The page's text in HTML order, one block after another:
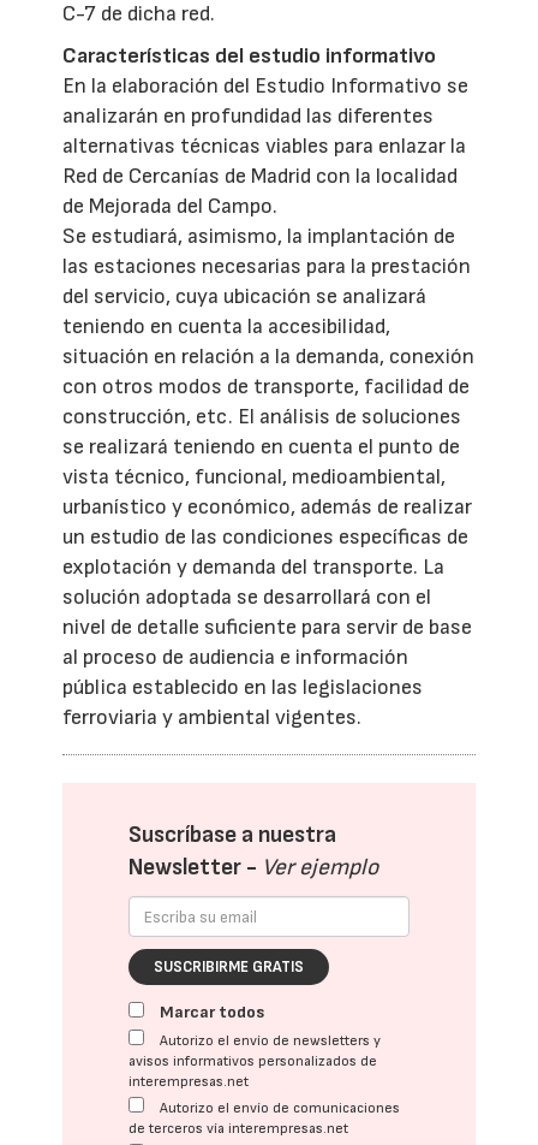
C-7 de dicha red.
Características del estudio informativo
En la elaboración del Estudio Informativo se
analizarán en profundidad las diferentes
alternativas técnicas viables para enlazar la
Red de Cercanías de Madrid con la localidad
de Mejorada del Campo.
Se estudiará, asimismo, la implantación de
las estaciones necesarias para la prestación
del servicio, cuya ubicación se analizará
teniendo en cuenta la accesibilidad,
situación en relación a la demanda, conexión
con otros modos de transporte, facilidad de
construcción, etc. El análisis de soluciones
se realizará teniendo en cuenta el punto de
vista técnico, funcional, medioambiental,
urbanístico y económico, además de realizar
un estudio de las condiciones específicas de
explotación y demanda del transporte. La
solución adoptada se desarrollará con el
nivel de detalle suficiente para servir de base
al proceso de audiencia e información
pública establecido en las legislaciones
ferroviaria y ambiental vigentes.
Suscríbase a nuestra
Newsletter - Ver ejemplo
SUSCRIBIRME GRATIS
Marcar todos
Autorizo el envío de newsletters y
avisos informativos personalizados de
interempresas.net
Autorizo el envío de comunicaciones
de terceros vía interempresas.net